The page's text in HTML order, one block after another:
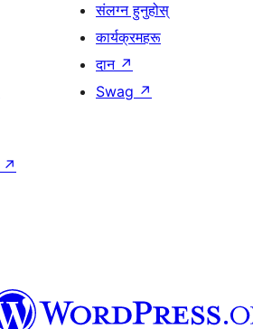
संलग्न हुनुहोस्
कार्यक्रमहरू
दान ↗
Swag ↗
↗